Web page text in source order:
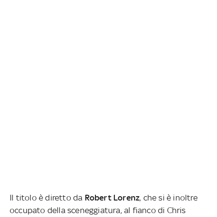
Il titolo è diretto da Robert Lorenz, che si è inoltre
occupato della sceneggiatura, al fianco di Chris